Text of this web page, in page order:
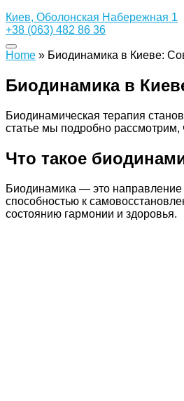
Киев, Оболонская Набережная 1
+38 (063) 482 86 36
Home » Биодинамика в Киеве:
Биодинамика в
Биодинамическая терапия
статье мы подробно рассмотрим,
Что такое
Биодинамика — это направление
способностью к
состоянию гармонии и здоровья.